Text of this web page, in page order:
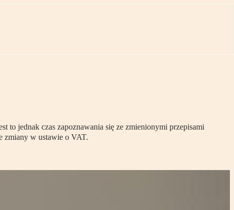
jednak czas zapoznawania się ze zmienionymi przepisami
zmiany w ustawie o VAT.